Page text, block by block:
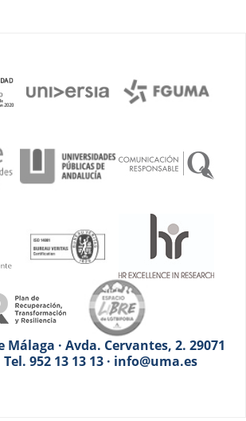
· Avda. Cervantes, 2. 29071
Tel. 952 13 13 13 · info@uma.es